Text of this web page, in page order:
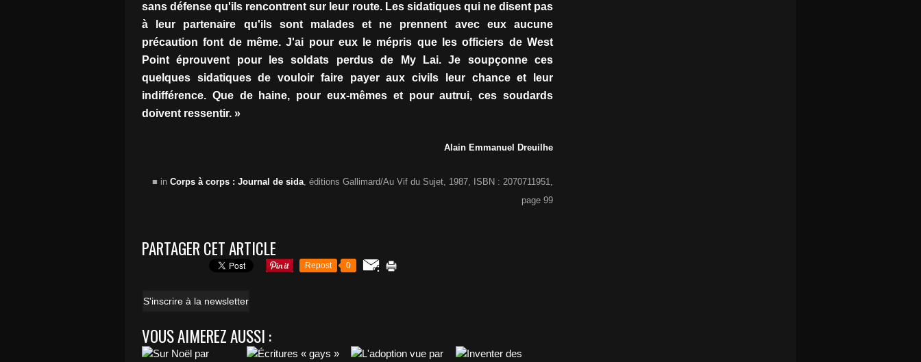
sans défense qu'ils rencontrent sur leur route. Les sidatiques qui ne disent pas
à leur partenaire qu'ils sont malades et ne prennent avec eux aucune
précaution font de même. J'ai pour eux le mépris que les officiers de West
Point éprouvent pour les soldats perdus de My Lai. Je soupçonne ces
quelques sidatiques de vouloir faire payer aux civils leur chance et leur
indifférence. Que de haine, pour eux-mêmes et pour autrui, ces soudards
doivent ressentir. »
Alain Emmanuel Dreuilhe
■ in Corps à corps : Journal de sida, éditions Gallimard/Au Vif du Sujet, 1987, ISBN : 2070711951,
page 99
PARTAGER CET ARTICLE
Repost 0
S'inscrire à la newsletter
VOUS AIMEREZ AUSSI :